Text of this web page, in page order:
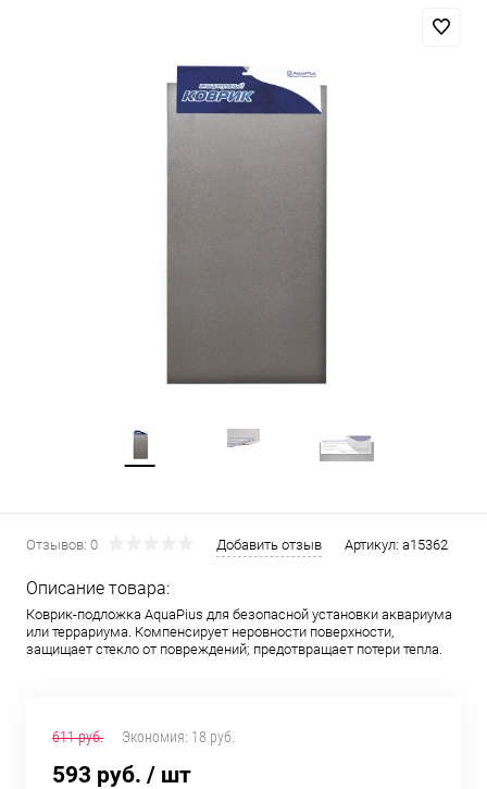
Отзывов: 0 Добавить отзыв Артикул: a15362
Описание товара:
Коврик-подложка AquaPius для безопасной установки аквариума
или террариума. Компенсирует неровности поверхности,
защищает стекло от повреждений; предотвращает потери тепла.
611 руб. Экономия: 18 руб.
593 руб. / шт